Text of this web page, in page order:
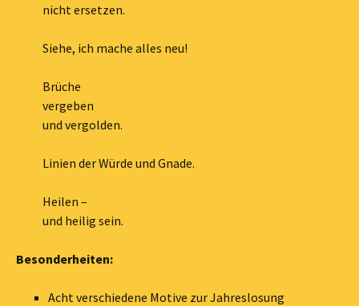
nicht ersetzen.
Siehe, ich mache alles neu!
Brüche
vergeben
und vergolden.
Linien der Würde und Gnade.
Heilen –
und heilig sein.
Besonderheiten:
Acht verschiedene Motive zur Jahreslosung